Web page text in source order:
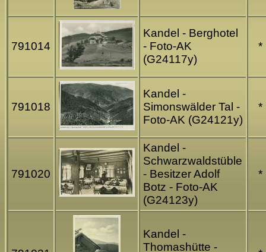
791014
Kandel - Berghotel
- Foto-AK
(G24117y)
*
791018
Kandel -
Simonswälder Tal -
Foto-AK (G24121y)
*
791020
Kandel -
Schwarzwaldstüble
- Besitzer Adolf
Botz - Foto-AK
(G24123y)
*
Kandel -
Thomashütte -